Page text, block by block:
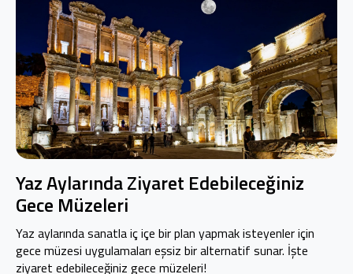
Yaz Aylarında Ziyaret Edebileceğiniz
Gece Müzeleri
Yaz aylarında sanatla iç içe bir plan yapmak isteyenler için
gece müzesi uygulamaları eşsiz bir alternatif sunar. İşte
ziyaret edebileceğiniz gece müzeleri!